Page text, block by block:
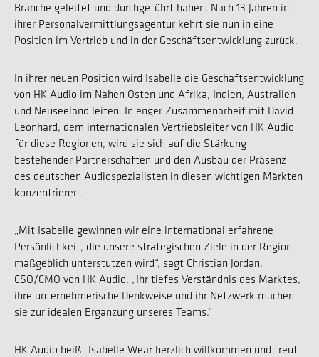
Branche geleitet und durchgeführt haben. Nach 13 Jahren in
ihrer Personalvermittlungsagentur kehrt sie nun in eine
Position im Vertrieb und in der Geschäftsentwicklung zurück.
In ihrer neuen Position wird Isabelle die Geschäftsentwicklung
von HK Audio im Nahen Osten und Afrika, Indien, Australien
und Neuseeland leiten. In enger Zusammenarbeit mit David
Leonhard, dem internationalen Vertriebsleiter von HK Audio
für diese Regionen, wird sie sich auf die Stärkung
bestehender Partnerschaften und den Ausbau der Präsenz
des deutschen Audiospezialisten in diesen wichtigen Märkten
konzentrieren.
„Mit Isabelle gewinnen wir eine international erfahrene
Persönlichkeit, die unsere strategischen Ziele in der Region
maßgeblich unterstützen wird“, sagt Christian Jordan,
CSO/CMO von HK Audio. „Ihr tiefes Verständnis des Marktes,
ihre unternehmerische Denkweise und ihr Netzwerk machen
sie zur idealen Ergänzung unseres Teams.“
HK Audio heißt Isabelle Wear herzlich willkommen und freut